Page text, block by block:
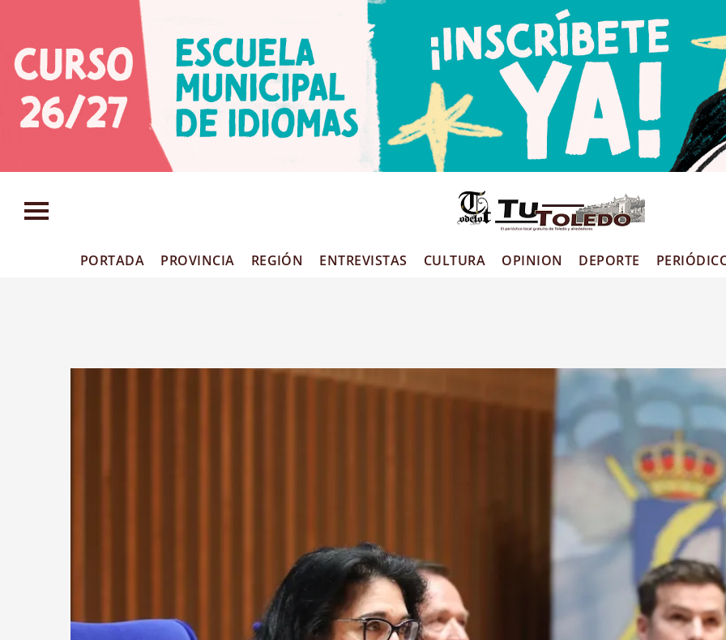
PORTADA PROVINCIA REGIÓN ENTREVISTAS CULTURA OPINION DEPORTE